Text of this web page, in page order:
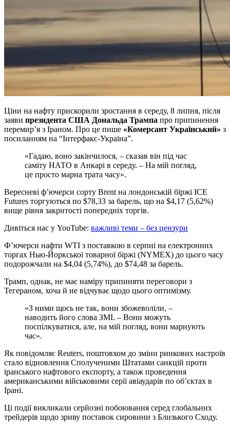
Ціни на нафту прискорили зростання в середу, 8 липня, після
заяви президента США Дональда Трампа про припинення
перемир’я з Іраном. Про це пише «Комерсант Український» з
посиланням на “Інтерфакс-Україна”.
«Гадаю, воно закінчилося, – сказав він під час
саміту НАТО в Анкарі в середу. – На мій погляд,
це просто марна трата часу».
Вересневі ф’ючерси сорту Brent на лондонській біржі ICE
Futures торгуються по $78,33 за барель, що на $4,17 (5,62%)
вище рівня закритості попередніх торгів.
Дивіться нас у YouTube: важливі теми – без цензури
Ф’ючерси нафти WTI з поставкою в серпні на електронних
торгах Нью-Йоркської товарної біржі (NYMEX) до цього часу
подорожчали на $4,04 (5,74%), до $74,48 за барель.
Трамп, однак, не має наміру припиняти переговори з
Тегераном, хоча й не відчуває щодо цього оптимізму.
«З ними щось не так, вони збожеволіли, –
наводить його слова ЗМІ. – Вони можуть
поспілкуватися, але, на мій погляд, вони марнують
час».
Як повідомляє Reuters, поштовхом до зміни ринкових настроїв
стало відновлення Сполученими Штатами санкцій проти
іранського нафтового експорту, а також проведення
американськими військовими серії авіаударів по об’єктах в
Ірані.
Ці події викликали серйозні побоювання серед глобальних
трейдерів щодо зриву поставок сировини з Близького Сходу.